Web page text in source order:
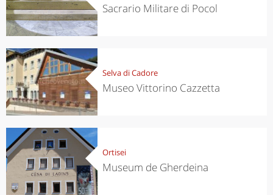
Sacrario Militare di Pocol
Selva di Cadore
Museo Vittorino Cazzetta
Ortisei
Museum de Gherdeina